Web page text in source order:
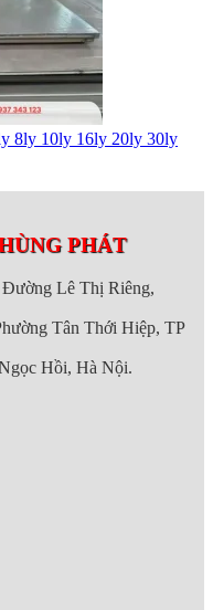
8ly 10ly 16ly 20ly 30ly
PHÁT
Lê Thị Riêng,
Tân Thới Hiệp, TP
Hồi, Hà Nội.